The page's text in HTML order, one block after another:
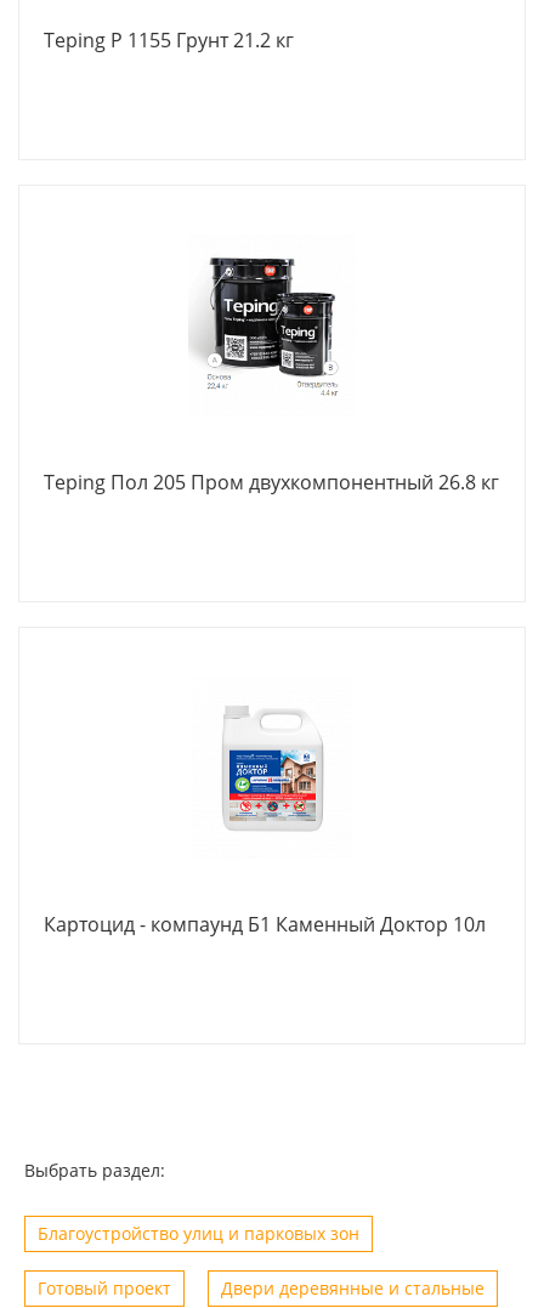
Teping Р 1155 Грунт 21.2 кг
Teping Пол 205 Пром двухкомпонентный 26.8 кг
Картоцид - компаунд Б1 Каменный Доктор 10л
Выбрать раздел:
Благоустройство улиц и парковых зон
Готовый проект Двери деревянные и стальные